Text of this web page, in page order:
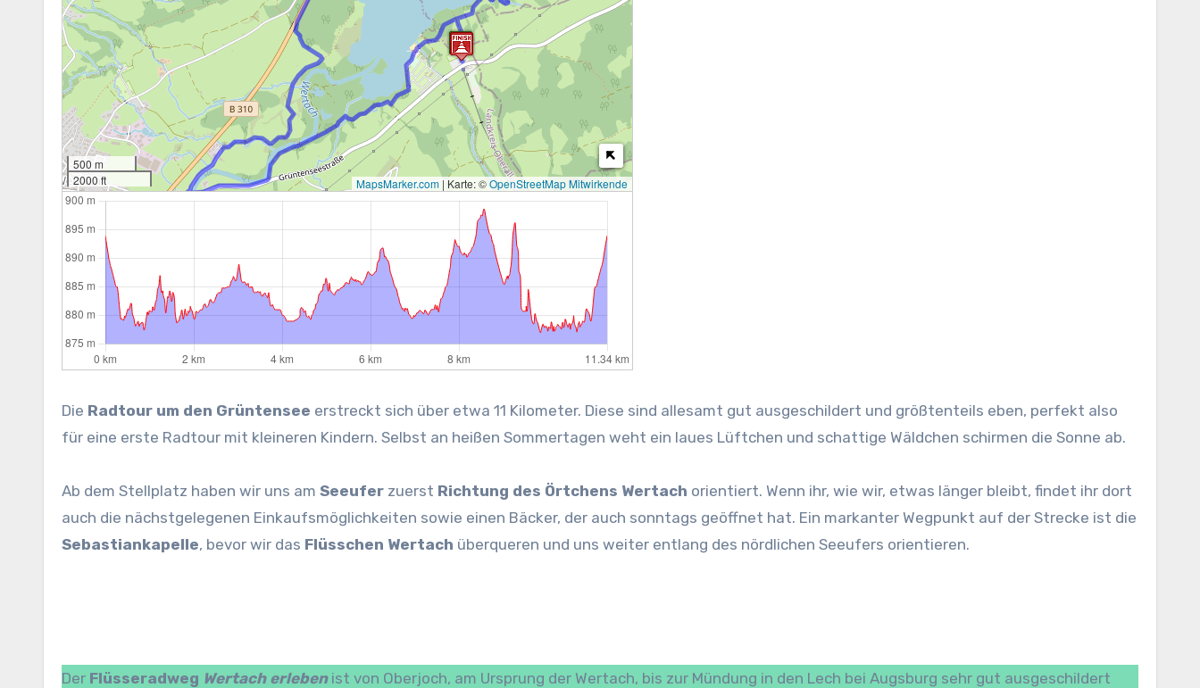
500 m
2000 ft
MapsMarker.com | Karte: ©OpenStreetMap Mitwirkende
Die Radtour um den Grüntensee erstreckt sich über etwa 11 Kilometer. Diese sind allesamt gut ausgeschildert und größtenteils eben, perfekt also
für eine erste Radtour mit kleineren Kindern. Selbst an heißen Sommertagen weht ein laues Lüftchen und schattige Wäldchen schirmen die Sonne ab.
Ab dem Stellplatz haben wir uns am Seeufer zuerst Richtung des Örtchens Wertach orientiert. Wenn ihr, wie wir, etwas länger bleibt, findet ihr dort
auch die nächstgelegenen Einkaufsmöglichkeiten sowie einen Bäcker, der auch sonntags geöffnet hat. Ein markanter Wegpunkt auf der Strecke ist die
Sebastiankapelle, bevor wir das Flüsschen Wertach überqueren und uns weiter entlang des nördlichen Seeufers orientieren.
Der Flüsseradweg Wertach erlebenist von Oberjoch, am Ursprung der Wertach, bis zur Mündung in den Lech bei Augsburg sehr gut ausgeschildert